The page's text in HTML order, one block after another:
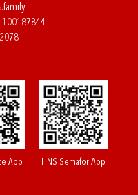
App HNS Semafor App